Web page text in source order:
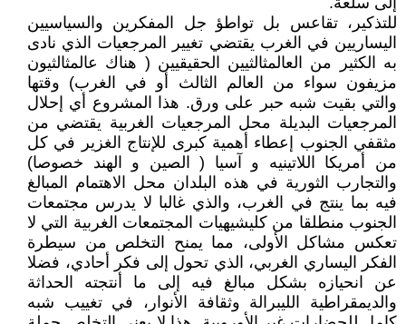
للتذكير، تقاعس بل تواطؤ جل المفكرين والسياسيين
اليساريين في الغرب يقتضي تغيير المرجعيات الذي نادى
به الكثير من العالمثالثيين الحقيقيين ( هناك عالمثالثيون
مزيفون سواء من العالم الثالث أو في الغرب) وقتها
والتي بقيت شبه حبر على ورق. هذا المشروع أي إحلال
المرجعيات البديلة محل المرجعيات الغربية يقتضي من
مثقفي الجنوب إعطاء أهمية كبرى للإنتاج الغزير في كل
من أمريكا اللاتينيه و آسيا ( الصين و الهند خصوصا)
والتجارب الثورية في هذه البلدان محل الاهتمام المبالغ
فيه بما ينتج في الغرب، والذي غالبا لا يدرس مجتمعات
الجنوب منطلقا من كليشيهيات المجتمعات الغربية التي لا
تعكس مشاكل الأولى، مما يمنح التخلص من سيطرة
الفكر اليساري الغربي، الذي تحول إلى فكر أحادي، فضلا
عن انحيازه بشكل مبالغ فيه إلى ما أنتجته الحداثة
والديمقراطية الليبرالة وثقافة الأنوار، في تغييب شبه